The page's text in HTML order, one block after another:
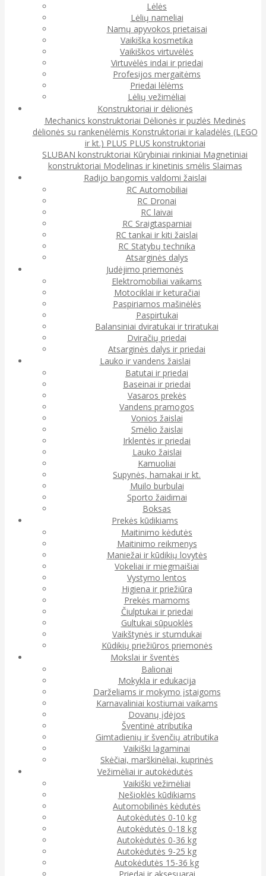
Lėlės
Lėlių nameliai
Namų apyvokos prietaisai
Vaikiška kosmetika
Vaikiškos virtuvėlės
Virtuvėlės indai ir priedai
Profesijos mergaitėms
Priedai lėlėms
Lėlių vežimėliai
Konstruktoriai ir dėlionės
Mechanics konstruktoriai Dėlionės ir puzlės Medinės
dėlionės su rankenėlėmis Konstruktoriai ir kaladėlės (LEGO
ir kt.) PLUS PLUS konstruktoriai
SLUBAN konstruktoriai Kūrybiniai rinkiniai Magnetiniai
konstruktoriai Modelinas ir kinetinis smėlis Slaimas
Radijo bangomis valdomi žaislai
RC Automobiliai
RC Dronai
RC laivai
RC Sraigtasparniai
RC tankai ir kiti žaislai
RC Statybų technika
Atsarginės dalys
Judėjimo priemonės
Elektromobiliai vaikams
Motociklai ir keturačiai
Paspiriamos mašinėlės
Paspirtukai
Balansiniai dviratukai ir triratukai
Dviračių priedai
Atsarginės dalys ir priedai
Lauko ir vandens žaislai
Batutai ir priedai
Baseinai ir priedai
Vasaros prekės
Vandens pramogos
Vonios žaislai
Smėlio žaislai
Irklentės ir priedai
Lauko žaislai
Kamuoliai
Supynės, hamakai ir kt.
Muilo burbulai
Sporto žaidimai
Boksas
Prekės kūdikiams
Maitinimo kėdutės
Maitinimo reikmenys
Maniežai ir kūdikių lovytės
Vokeliai ir miegmaišiai
Vystymo lentos
Higiena ir priežiūra
Prekės mamoms
Čiulptukai ir priedai
Gultukai sūpuoklės
Vaikštynės ir stumdukai
Kūdikių priežiūros priemonės
Mokslai ir šventės
Balionai
Mokykla ir edukacija
Darželiams ir mokymo įstaigoms
Karnavaliniai kostiumai vaikams
Dovanų įdėjos
Šventinė atributika
Gimtadienių ir švenčių atributika
Vaikiški lagaminai
Skėčiai, marškinėliai, kuprinės
Vežimėliai ir autokėdutės
Vaikiški vežimėliai
Nešioklės kūdikiams
Automobilinės kėdutės
Autokėdutės 0-10 kg
Autokėdutės 0-18 kg
Autokėdutės 0-36 kg
Autokėdutės 9-25 kg
Autokėdutės 15-36 kg
Priedai ir aksesuarai